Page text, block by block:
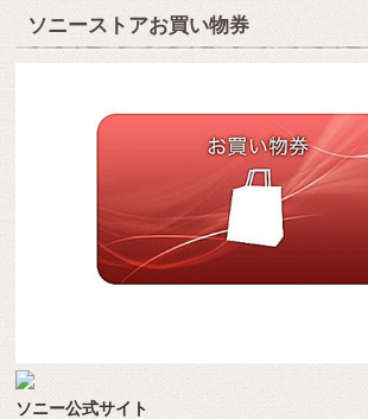
ソニーストアお買い物券
ソニー公式サイト